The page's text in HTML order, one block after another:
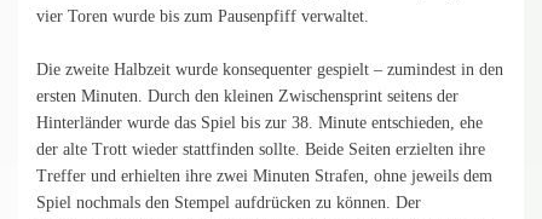
vier Toren wurde bis zum Pausenpfiff verwaltet.
Die zweite Halbzeit wurde konsequenter gespielt – zumindest in den
ersten Minuten. Durch den kleinen Zwischensprint seitens der
Hinterländer wurde das Spiel bis zur 38. Minute entschieden, ehe
der alte Trott wieder stattfinden sollte. Beide Seiten erzielten ihre
Treffer und erhielten ihre zwei Minuten Strafen, ohne jeweils dem
Spiel nochmals den Stempel aufdrücken zu können. Der